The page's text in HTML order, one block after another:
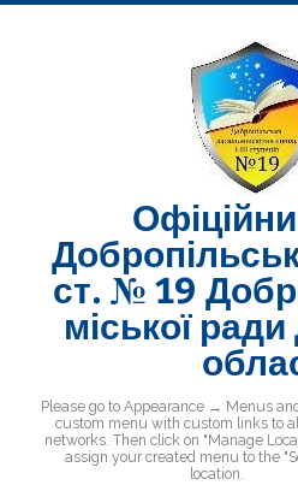
Skip
ст. № 19
міської
Добропільська ЗОШ № 19
Please go to Appearance → Menus
custom menu with custom links to
networks. Then click on "Manage
assign your created menu to the
location.